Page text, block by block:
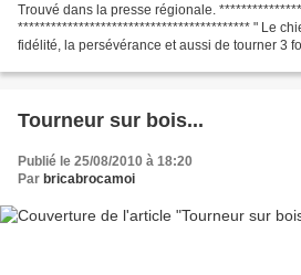
Trouvé dans la presse régionale.
****************************************** " Le
fidélité, la persévérance et aussi de tourner 3
Tourneur sur bois...
Publié le 25/08/2010 à 18:20
Par bricabrocamoi